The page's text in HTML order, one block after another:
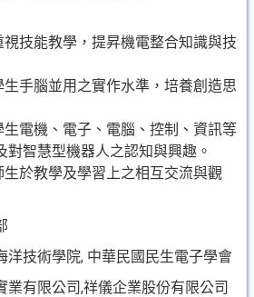
技能教學，提昇機電整合知識與技
手腦並用之實作水準，培養創造思
電機、電子、電腦、控制、資訊等
對智慧型機器人之認知與興趣。
於教學及學習上之相互交流與觀
洋技術學院, 中華民國民生電子學會
業有限公司,祥儀企業股份有限公司